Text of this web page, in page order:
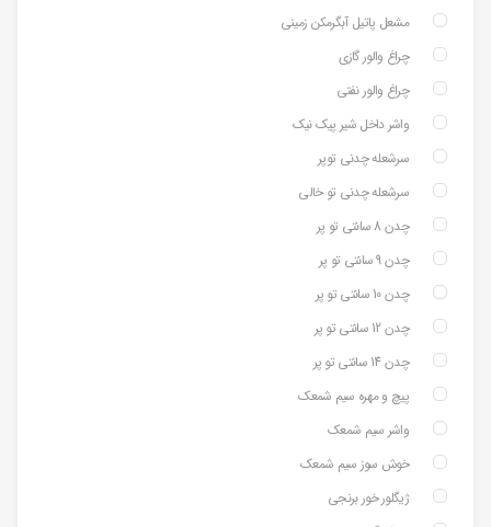
مشعل پاتیل آبگرمکن زمینی
چراغ والور گازی
چراغ والور نفتی
واشر داخل شیر پیک نیک
سرشعله چدنی توپر
سرشعله چدنی تو خالی
چدن 8 سانتی تو پر
چدن 9 سانتی تو پر
چدن 10 سانتی تو پر
چدن 12 سانتی تو پر
چدن 14 سانتی تو پر
پیچ و مهره سیم شمعک
واشر سیم شمعک
خوش سوز سیم شمعک
ژیگلور خور برنجی